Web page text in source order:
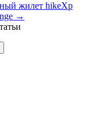
жилет hikeXp
→